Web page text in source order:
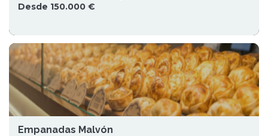
Desde 150.000 €
Empanadas Malvón